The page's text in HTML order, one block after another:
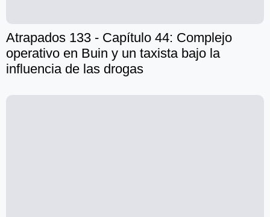
Atrapados 133 - Capítulo 44: Complejo
operativo en Buin y un taxista bajo la
influencia de las drogas